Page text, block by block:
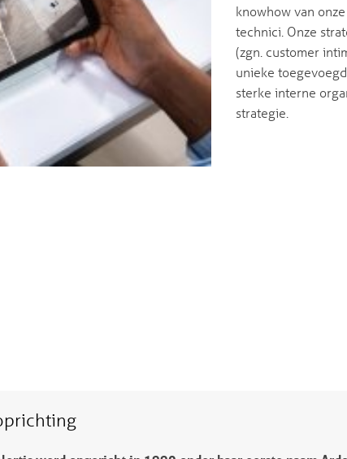
knowhow van
technici. Onze
(zgn. customer
unieke
sterke interne
strategie.